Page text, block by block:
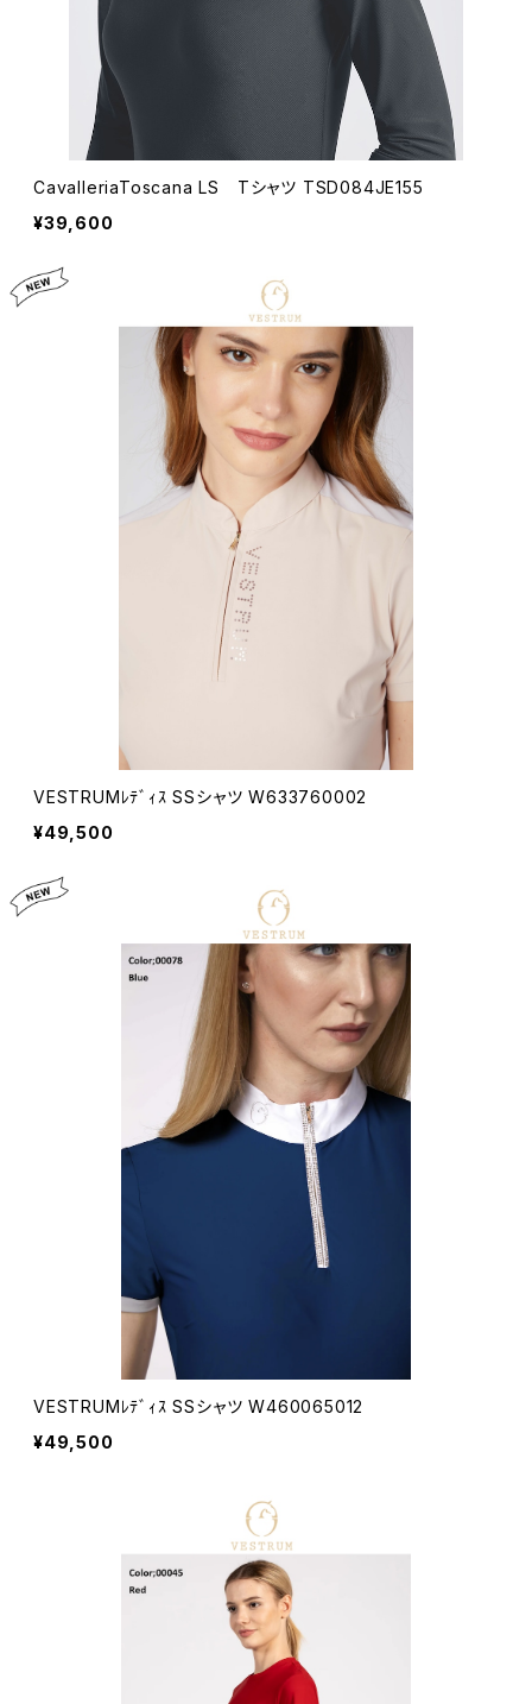
CavalleriaToscana LS Tシャツ TSD084JE155
¥39,600
VESTRUMﾚﾃﾞｨｽ SSシャツ W633760002
¥49,500
VESTRUMﾚﾃﾞｨｽ SSシャツ W460065012
¥49,500